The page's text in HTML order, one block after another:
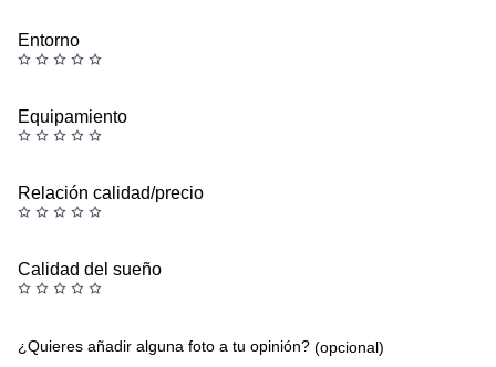
Entorno
Equipamiento
Relación calidad/precio
Calidad del sueño
¿Quieres añadir alguna foto a tu opinión? (opcional)